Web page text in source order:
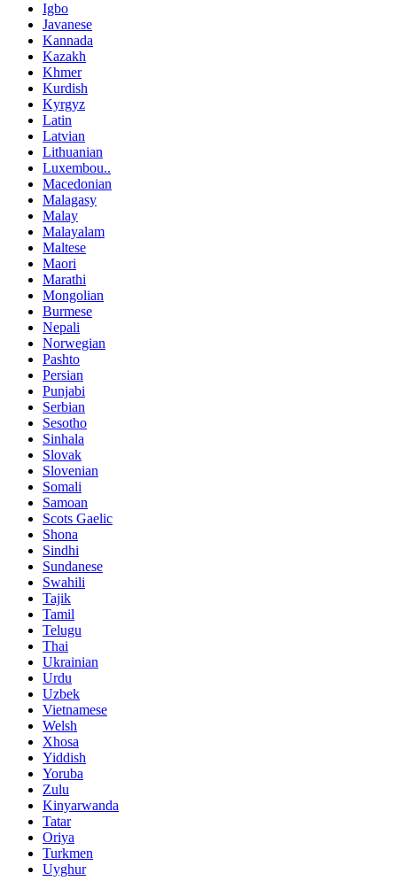
Igbo
Javanese
Kannada
Kazakh
Khmer
Kurdish
Kyrgyz
Latin
Latvian
Lithuanian
Luxembou..
Macedonian
Malagasy
Malay
Malayalam
Maltese
Maori
Marathi
Mongolian
Burmese
Nepali
Norwegian
Pashto
Persian
Punjabi
Serbian
Sesotho
Sinhala
Slovak
Slovenian
Somali
Samoan
Scots Gaelic
Shona
Sindhi
Sundanese
Swahili
Tajik
Tamil
Telugu
Thai
Ukrainian
Urdu
Uzbek
Vietnamese
Welsh
Xhosa
Yiddish
Yoruba
Zulu
Kinyarwanda
Tatar
Oriya
Turkmen
Uyghur